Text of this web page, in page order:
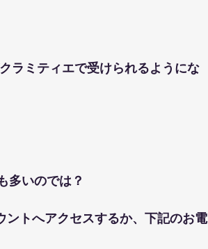
ラミティエで受けられるようにな
多いのでは？
ントへアクセスするか、下記のお電